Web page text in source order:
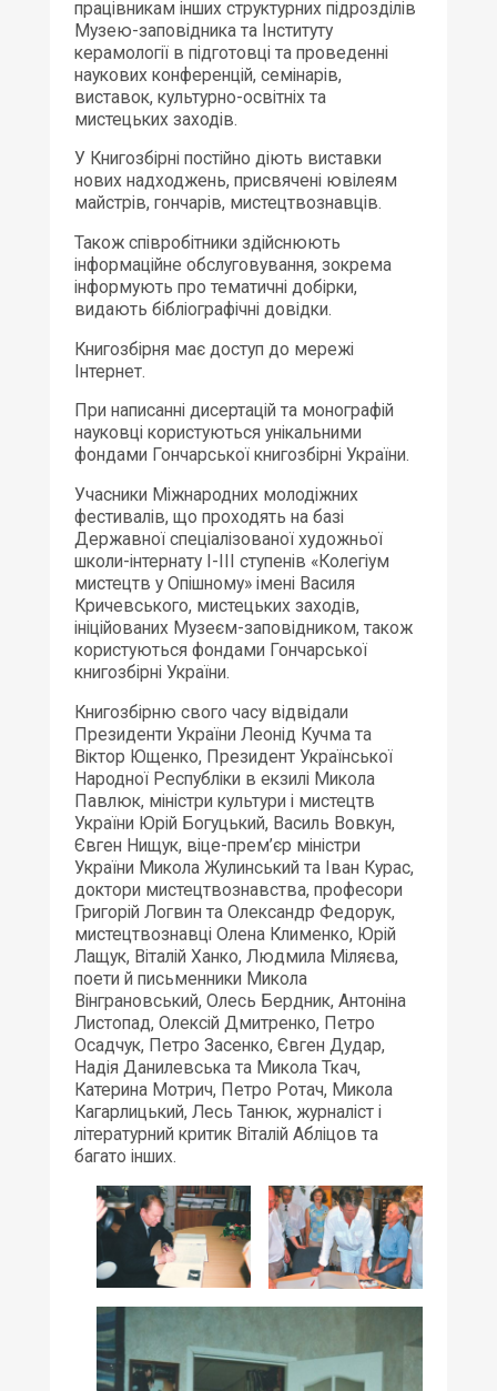
працівникам інших структурних підрозділів
Музею-заповідника та Інституту
керамології в підготовці та проведенні
наукових конференцій, семінарів,
виставок, культурно-освітніх та
мистецьких заходів.
У Книгозбірні постійно діють виставки
нових надходжень, присвячені ювілеям
майстрів, гончарів, мистецтвознавців.
Також співробітники здійснюють
інформаційне обслуговування, зокрема
інформують про тематичні добірки,
видають бібліографічні довідки.
Книгозбірня має доступ до мережі
Інтернет.
При написанні дисертацій та монографій
науковці користуються унікальними
фондами Гончарської книгозбірні України.
Учасники Міжнародних молодіжних
фестивалів, що проходять на базі
Державної спеціалізованої художньої
школи-інтернату І-ІІІ ступенів «Колегіум
мистецтв у Опішному» імені Василя
Кричевського, мистецьких заходів,
ініційованих Музеєм-заповідником, також
користуються фондами Гончарської
книгозбірні України.
Книгозбірню свого часу відвідали
Президенти України Леонід Кучма та
Віктор Ющенко, Президент Української
Народної Республіки в екзилі Микола
Павлюк, міністри культури і мистецтв
України Юрій Богуцький, Василь Вовкун,
Євген Нищук, віце-прем’єр міністри
України Микола Жулинський та Іван Курас,
доктори мистецтвознавства, професори
Григорій Логвин та Олександр Федорук,
мистецтвознавці Олена Клименко, Юрій
Лащук, Віталій Ханко, Людмила Міляєва,
поети й письменники Микола
Вінграновський, Олесь Бердник, Антоніна
Листопад, Олексій Дмитренко, Петро
Осадчук, Петро Засенко, Євген Дудар,
Надія Данилевська та Микола Ткач,
Катерина Мотрич, Петро Ротач, Микола
Кагарлицький, Лесь Танюк, журналіст і
літературний критик Віталій Абліцов та
багато інших.